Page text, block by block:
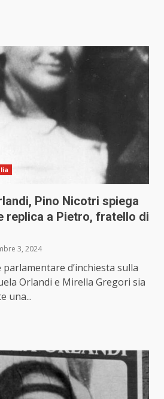
Pino Nicotri spiega
replica a Pietro, fratello di
3, 2024
d’inchiesta sulla
Orlandi e Mirella Gregori sia
una...